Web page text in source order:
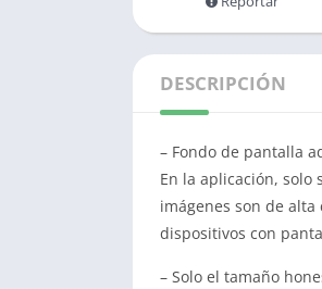
DESCRIPCIÓN
– Fondo de pantalla
En la aplicación, solo
imágenes son de
dispositivos con
– Solo el tamaño